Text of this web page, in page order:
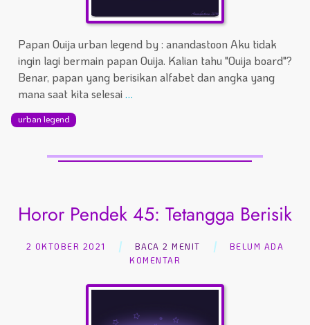
Papan Ouija urban legend by : anandastoon Aku tidak
ingin lagi bermain papan Ouija. Kalian tahu "Ouija board"?
Benar, papan yang berisikan alfabet dan angka yang
mana saat kita selesai…
urban legend
Horor Pendek 45: Tetangga Berisik
2 OKTOBER 2021 BACA 2 MENIT
BELUM ADA
KOMENTAR